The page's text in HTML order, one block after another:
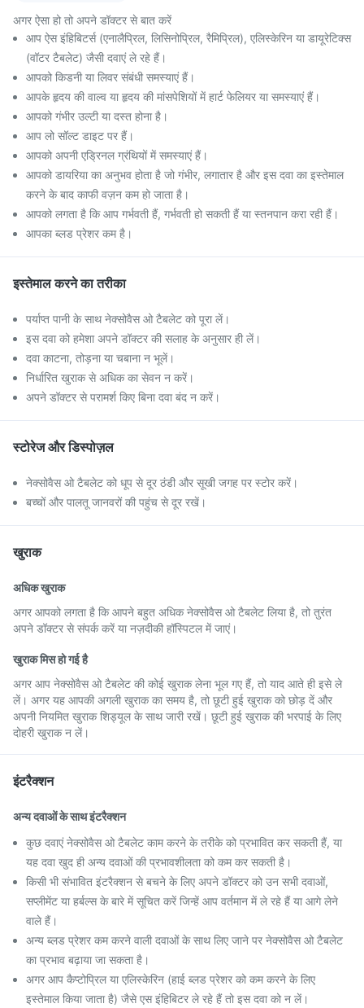
अगर ऐसा हो तो अपने डॉक्टर से बात करें
आप ऐस इंहिबिटर्स (एनालैप्रिल, लिसिनोप्रिल, रैमिप्रिल), एलिस्केरिन या डायूरेटिक्स
(वॉटर टैबलेट) जैसी दवाएं ले रहे हैं।
आपको किडनी या लिवर संबंधी समस्याएं हैं।
आपके हृदय की वाल्व या हृदय की मांसपेशियों में हार्ट फेलियर या समस्याएं हैं।
आपको गंभीर उल्टी या दस्त होना है।
आप लो सॉल्ट डाइट पर हैं।
आपको अपनी एड्रिनल ग्रंथियों में समस्याएं हैं।
आपको डायरिया का अनुभव होता है जो गंभीर, लगातार है और इस दवा का इस्तेमाल
करने के बाद काफी वज़न कम हो जाता है।
आपको लगता है कि आप गर्भवती हैं, गर्भवती हो सकती हैं या स्तनपान करा रही हैं।
आपका ब्लड प्रेशर कम है।
इस्तेमाल करने का तरीका
पर्याप्त पानी के साथ नेक्सोवैस ओ टैबलेट को पूरा लें।
इस दवा को हमेशा अपने डॉक्टर की सलाह के अनुसार ही लें।
दवा काटना, तोड़ना या चबाना न भूलें।
निर्धारित खुराक से अधिक का सेवन न करें।
अपने डॉक्टर से परामर्श किए बिना दवा बंद न करें।
स्टोरेज और डिस्पोज़ल
नेक्सोवैस ओ टैबलेट को धूप से दूर ठंडी और सूखी जगह पर स्टोर करें।
बच्चों और पालतू जानवरों की पहुंच से दूर रखें।
खुराक
अधिक खुराक
अगर आपको लगता है कि आपने बहुत अधिक नेक्सोवैस ओ टैबलेट लिया है, तो तुरंत
अपने डॉक्टर से संपर्क करें या नज़दीकी हॉस्पिटल में जाएं।
खुराक मिस हो गई है
अगर आप नेक्सोवैस ओ टैबलेट की कोई खुराक लेना भूल गए हैं, तो याद आते ही इसे ले
लें। अगर यह आपकी अगली खुराक का समय है, तो छूटी हुई खुराक को छोड़ दें और
अपनी नियमित खुराक शिड्यूल के साथ जारी रखें। छूटी हुई खुराक की भरपाई के लिए
दोहरी खुराक न लें।
इंटरैक्शन
अन्य दवाओं के साथ इंटरैक्शन
कुछ दवाएं नेक्सोवैस ओ टैबलेट काम करने के तरीके को प्रभावित कर सकती हैं, या
यह दवा खुद ही अन्य दवाओं की प्रभावशीलता को कम कर सकती है।
किसी भी संभावित इंटरैक्शन से बचने के लिए अपने डॉक्टर को उन सभी दवाओं,
सप्लीमेंट या हर्बल्स के बारे में सूचित करें जिन्हें आप वर्तमान में ले रहे हैं या आगे लेने
वाले हैं।
अन्य ब्लड प्रेशर कम करने वाली दवाओं के साथ लिए जाने पर नेक्सोवैस ओ टैबलेट
का प्रभाव बढ़ाया जा सकता है।
अगर आप कैप्टोप्रिल या एलिस्केरिन (हाई ब्लड प्रेशर को कम करने के लिए
इस्तेमाल किया जाता है) जैसे एस इंहिबिटर ले रहे हैं तो इस दवा को न लें।